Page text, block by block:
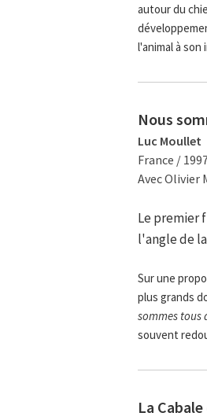
autour du
l'animal à son
Nous
Luc Moullet
France /
Avec Olivier
Le premier
l'angle de
Sur une
plus grands
sommes tous
souvent
La